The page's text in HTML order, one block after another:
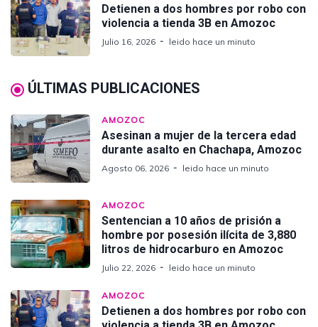
Detienen a dos hombres por robo con
violencia a tienda 3B en Amozoc
Julio 16, 2026 leido hace un minuto
ÚLTIMAS PUBLICACIONES
AMOZOC
Asesinan a mujer de la tercera edad
durante asalto en Chachapa, Amozoc
Agosto 06, 2026 leido hace un minuto
AMOZOC
Sentencian a 10 años de prisión a
hombre por posesión ilícita de 3,880
litros de hidrocarburo en Amozoc
Julio 22, 2026 leido hace un minuto
AMOZOC
Detienen a dos hombres por robo con